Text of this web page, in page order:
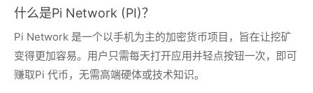
什么是Pi Network (PI)？
Pi Network 是一个以手机为主的加密货币项目，旨在让挖矿
变得更加容易。用户只需每天打开应用并轻点按钮一次，即可
赚取Pi 代币，无需高端硬体或技术知识。